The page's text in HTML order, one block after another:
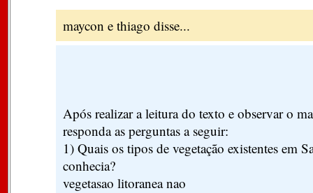
maycon e thiago disse...
Após realizar a leitura do texto e observar o
responda as perguntas a seguir:
1) Quais os tipos de vegetação existentes em
conhecia?
vegetasao litoranea nao